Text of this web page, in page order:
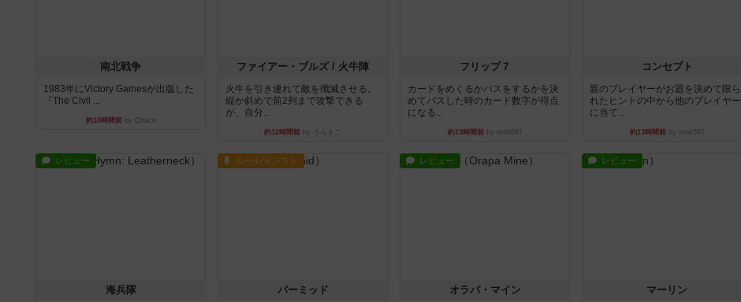
南北戦争
1983年にVictory Gamesが出版した
『The Civil ...
約10時間前by Chaco
ファイアー・ブルズ / 火牛陣
火牛を引き連れて敵を殲滅させる。
縦か斜めで前2列まで攻撃できる
が、自分...
約12時間前 by うらまこ
フリップ７
カードをめくるかパスをするかを決
めてパスした時のカード数字が得点
になる...
約13時間前by mob567
コンセプト
親のプレイヤーがお題を決めて限ら
れたヒントの中から他のプレイヤー
に当て...
約13時間前by mob567
レビュー
海兵隊
ルール/インスト
パーミッド
レビュー
オラパ・マイン
レビュー
マーリン